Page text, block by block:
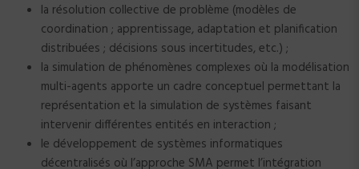
la résolution collective de problème (modèles de
coordination ; apprentissage, adaptation et planification
distribuées ; décisions sous incertitudes, etc.) ;
la simulation de phénomènes complexes où la modélisation
multi-agents apporte un cadre conceptuel permettant la
représentation et la simulation de systèmes faisant
intervenir différentes entités en interaction ;
le développement de systèmes informatiques
décentralisés où l’approche SMA permet l’intégration